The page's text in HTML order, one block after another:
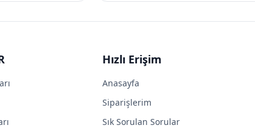
Hızlı Erişim
Anasayfa
Siparişlerim
Sık Sorulan Sorular